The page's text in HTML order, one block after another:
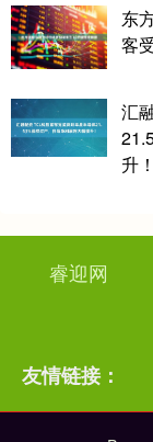
东
客
汇
升！
睿迎网
友情链接：